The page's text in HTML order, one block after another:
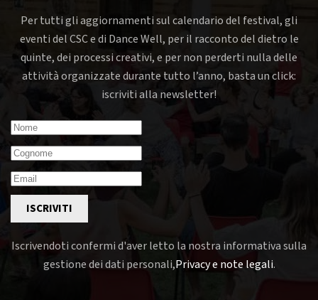
Per tutti gli aggiornamenti sul calendario del festival, gli
eventi del CSC e di Dance Well, per il racconto del dietro le
quinte, dei processi creativi, e per non perderti nulla delle
attività organizzate durante tutto l’anno, basta un click:
iscriviti alla newsletter!
ISCRIVITI
Iscrivendoti confermi d'aver letto la nostra informativa sulla
gestione dei dati personali,Privacy e note legali.